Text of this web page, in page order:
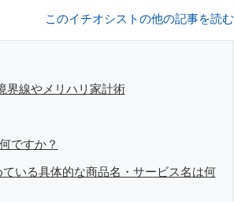
このイチオシストの他の記事を読む
界線やメリハリ家計術
ですか？
いる具体的な商品名・サービス名は何